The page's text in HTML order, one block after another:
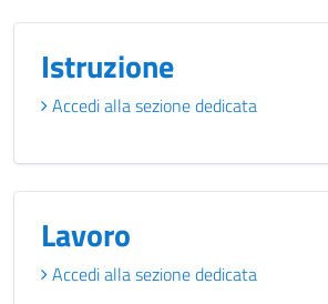
Istruzione
Accedi alla sezione dedicata
Lavoro
Accedi alla sezione dedicata